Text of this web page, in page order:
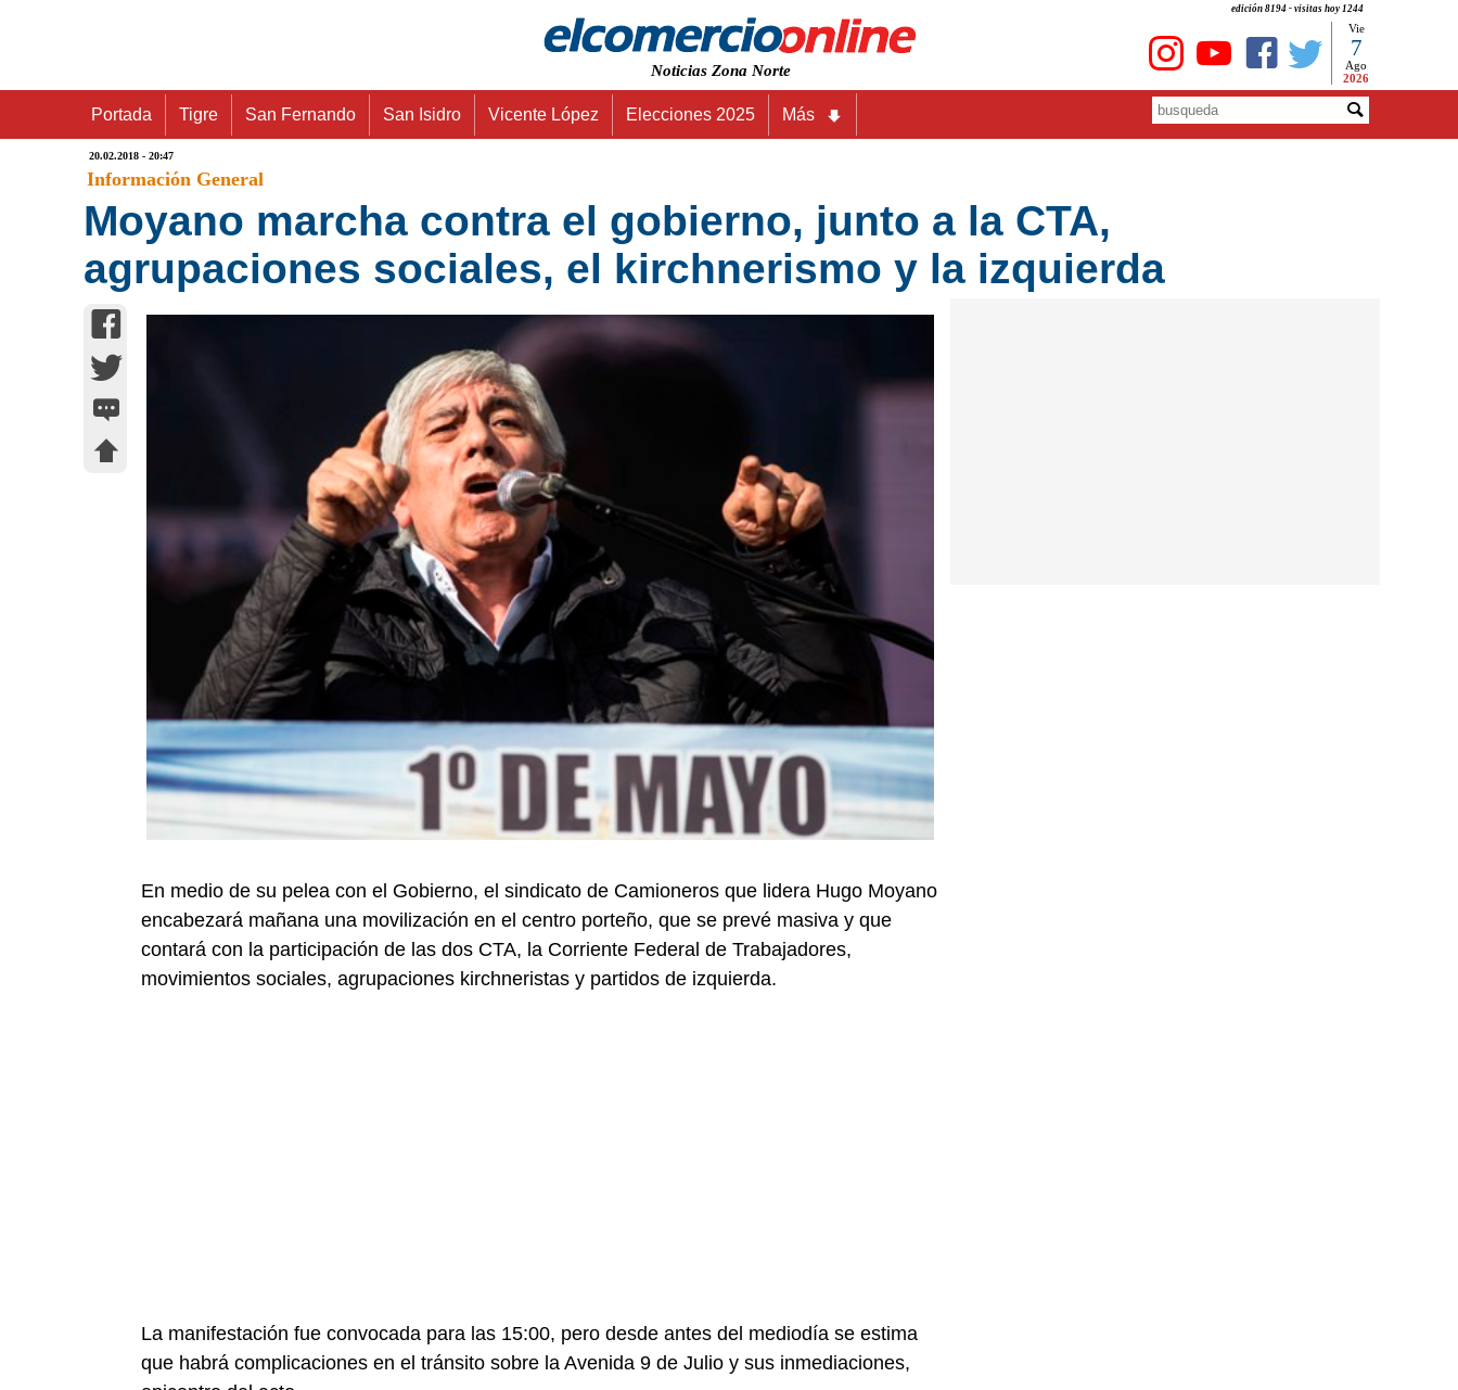
edición 8194 - visitas hoy 1244
Noticias Zona Norte
Vie
7
Ago
2026
Portada Tigre San Fernando San Isidro Vicente López Elecciones 2025 Más
20.02.2018 - 20:47
Información General
Moyano marcha contra el gobierno, junto a la CTA,
agrupaciones sociales, el kirchnerismo y la izquierda
En medio de su pelea con el Gobierno, el sindicato de Camioneros que lidera Hugo Moyano
encabezará mañana una movilización en el centro porteño, que se prevé masiva y que
contará con la participación de las dos CTA, la Corriente Federal de Trabajadores,
movimientos sociales, agrupaciones kirchneristas y partidos de izquierda.
La manifestación fue convocada para las 15:00, pero desde antes del mediodía se estima
que habrá complicaciones en el tránsito sobre la Avenida 9 de Julio y sus inmediaciones,